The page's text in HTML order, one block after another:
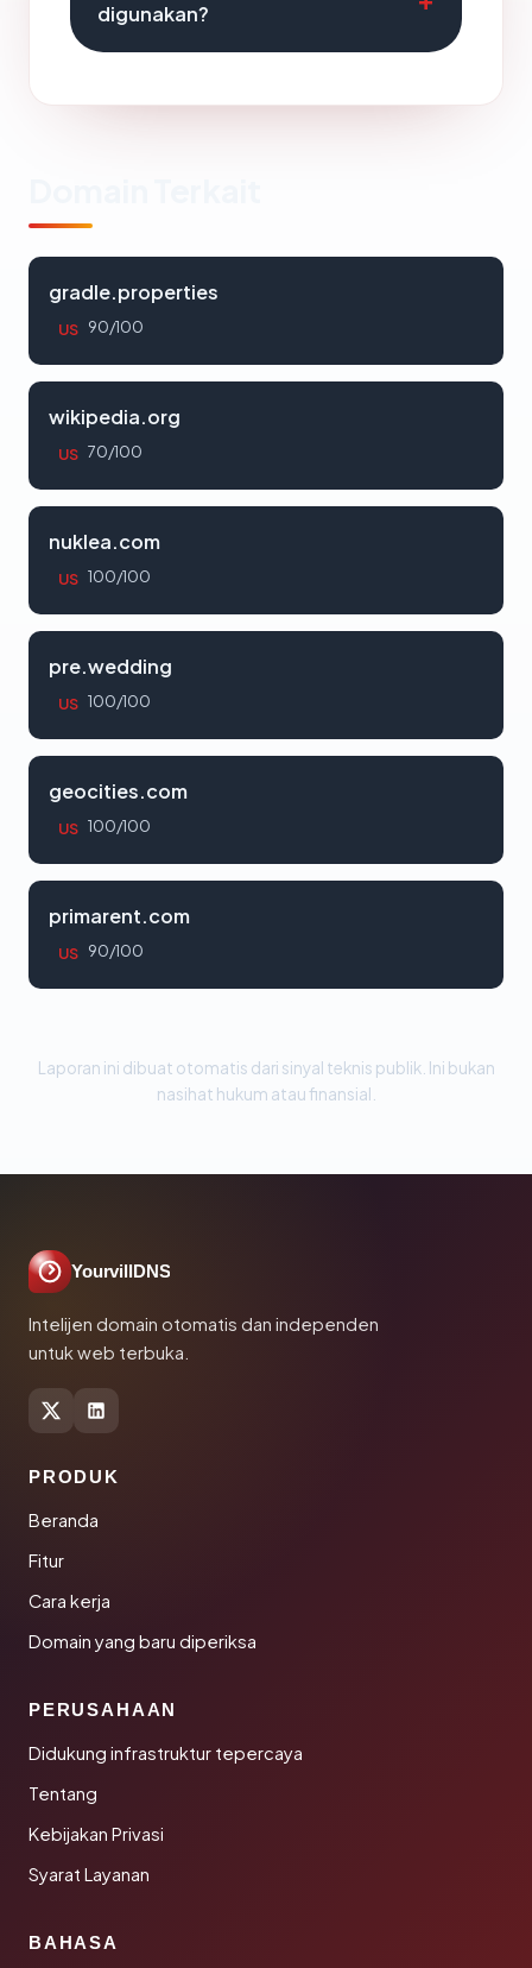
digunakan?
gradle.properties
US 90/100
wikipedia.org
US 70/100
nuklea.com
US 100/100
pre.wedding
US 100/100
geocities.com
US 100/100
primarent.com
US 90/100
Laporan ini dibuat otomatis dari sinyal teknis publik. Ini bukan
nasihat hukum atau finansial.
YourvillDNS
Intelijen domain otomatis dan independen
untuk web terbuka.
PRODUK
Beranda
Fitur
Cara kerja
Domain yang baru diperiksa
PERUSAHAAN
Didukung infrastruktur tepercaya
Tentang
Kebijakan Privasi
Syarat Layanan
BAHASA